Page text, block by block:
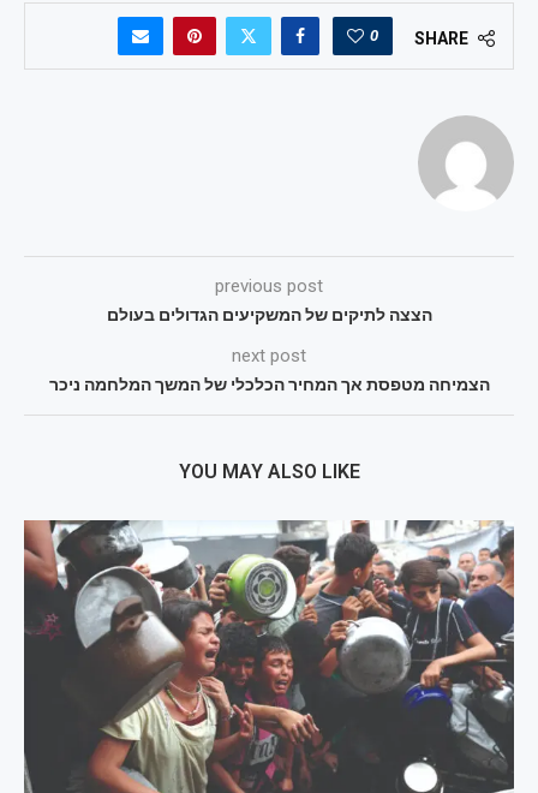
SHARE
0
previous post
הצצה לתיקים של המשקיעים הגדולים בעולם
next post
הצמיחה מטפסת אך המחיר הכלכלי של המשך המלחמה ניכר
YOU MAY ALSO LIKE